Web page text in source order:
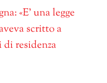
«E’ una legge
scritto a
residenza